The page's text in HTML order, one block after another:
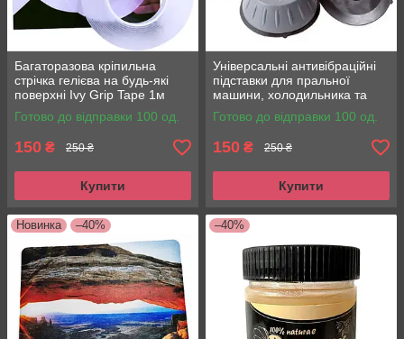
Багаторазова кріпильна
стрічка гелієва на будь-які
поверхні Ivy Grip Tape 1м
Готово до відправки 100 од.
150 ₴ 250 ₴
Купити
Універсальні антивібраційні
підставки для пральної
машини, холодильника та
меблів MULTI-FUNCTION
HEIGHTEN
Готово до відправки 100 од.
150 ₴ 250 ₴
Купити
Новинка –40% –40%